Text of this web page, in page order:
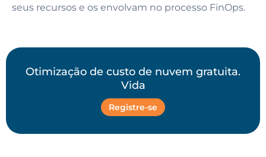
seus recursos e os envolvam no processo FinOps.
Otimização de custo de nuvem gratuita.
Vida
Registre-se